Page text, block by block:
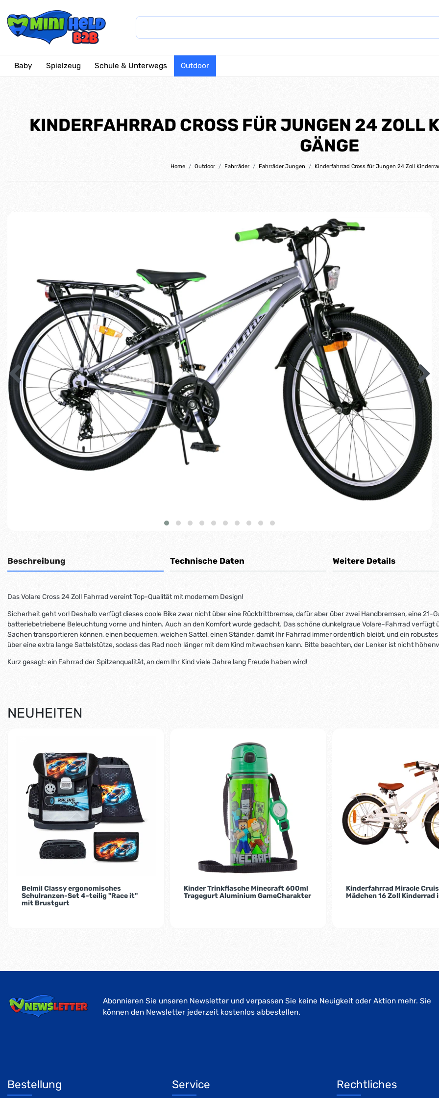
Baby Spielzeug Schule & Unterwegs Outdoor
KINDERFAHRRAD CROSS FÜR JUNGEN 24 ZOLL
GÄNGE
Home Outdoor Fahrräder Fahrräder Jungen Kinderfahrrad Cross für Jungen 24 Zoll
Beschreibung Technische Daten Weitere Details
Das Volare Cross 24 Zoll Fahrrad vereint Top-Qualität mit modernem Design!
Sicherheit geht vor! Deshalb verfügt dieses coole Bike zwar nicht über eine Rücktrittbremse, dafür aber über zwei Handbremsen, eine 21-
batteriebetriebene Beleuchtung vorne und hinten. Auch an den Komfort wurde gedacht. Das schöne dunkelgraue Volare-Fahrrad verfügt
Sachen transportieren können, einen bequemen, weichen Sattel, einen Ständer, damit Ihr Fahrrad immer ordentlich bleibt, und ein
über eine extra lange Sattelstütze, sodass das Rad noch länger mit dem Kind mitwachsen kann. Bitte beachten, der Lenker ist nicht
Kurz gesagt: ein Fahrrad der Spitzenqualität, an dem Ihr Kind viele Jahre lang Freude haben wird!
NEUHEITEN
Belmil Classy ergonomisches
Schulranzen-Set 4-teilig "Race it"
mit Brustgurt
Kinder Trinkflasche Minecraft 600ml
Tragegurt Aluminium GameCharakter
Kinderfahrrad Miracle
Mädchen 16 Zoll Kinderrad
Abonnieren Sie unseren Newsletter und verpassen Sie keine Neuigkeit oder Aktion mehr. Sie
können den Newsletter jederzeit kostenlos abbestellen.
Bestellung Service Rechtliches